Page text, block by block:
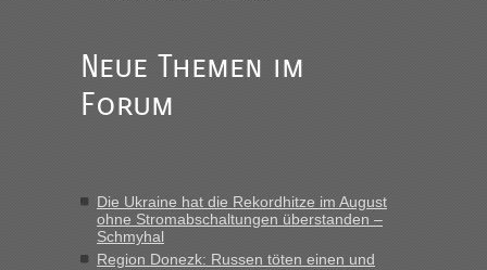
fast 11 Milliarden aufgedeckt
„Am besten wäre natürlich, wenn die Frau mit dabei ist.
Alleinreisende Männer stehen schließlich immer unter
Milliarden aufgedeckt
„Kein Zoll. Du musst an sich nur sagen dass das privat ist
und du nicht damit handeln willst. So lange das nicht
Neue Themen im
Forum
Die Ukraine hat die Rekordhitze im August
ohne Stromabschaltungen überstanden –
Schmyhal
Region Donezk: Russen töten einen und